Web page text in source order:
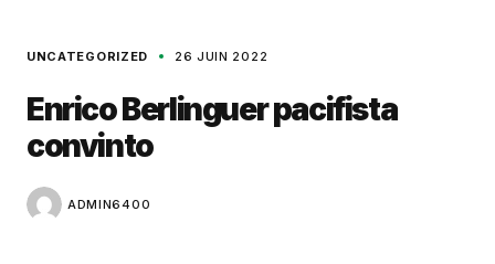
UNCATEGORIZED 26 JUIN 2022
Enrico Berlinguer pacifista
convinto
ADMIN6400